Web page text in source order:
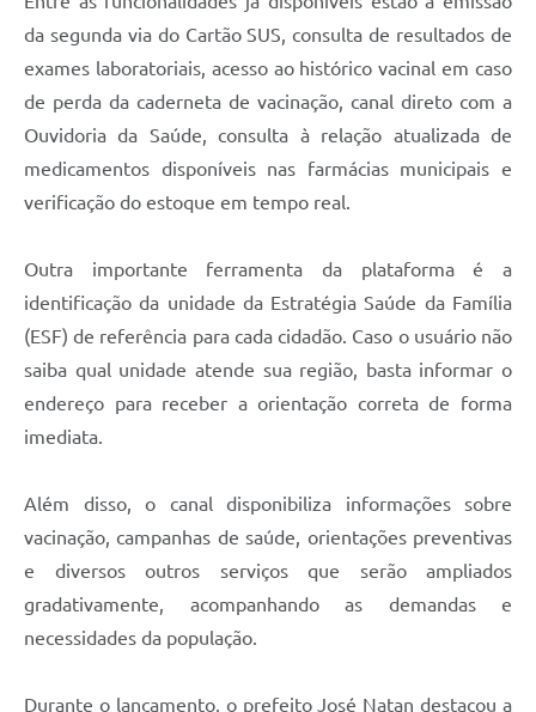
da segunda via do Cartão SUS, consulta de resultados de
exames laboratoriais, acesso ao histórico vacinal em caso
de perda da caderneta de vacinação, canal direto com a
Ouvidoria da Saúde, consulta à relação atualizada de
medicamentos disponíveis nas farmácias municipais e
verificação do estoque em tempo real.
Outra importante ferramenta da plataforma é a
identificação da unidade da Estratégia Saúde da Família
(ESF) de referência para cada cidadão. Caso o usuário não
saiba qual unidade atende sua região, basta informar o
endereço para receber a orientação correta de forma
imediata.
Além disso, o canal disponibiliza informações sobre
vacinação, campanhas de saúde, orientações preventivas
e diversos outros serviços que serão ampliados
gradativamente, acompanhando as demandas e
necessidades da população.
Durante o lançamento, o prefeito José Natan destacou a